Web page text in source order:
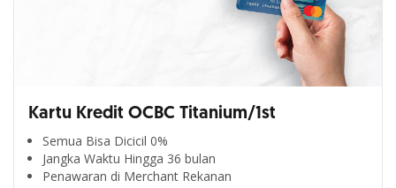
Kartu Kredit OCBC Titanium/1st
Semua Bisa Dicicil 0%
Jangka Waktu Hingga 36 bulan
Penawaran di Merchant Rekanan